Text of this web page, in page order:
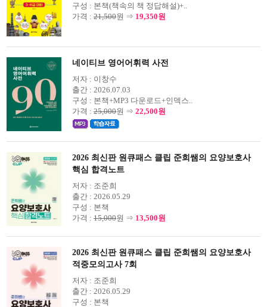
구성 : 본책(책속의 책 정답해설)+..
가격 : 21,500원 ⇒ 19,350원
네이티브 영어어휘력 사전
저자 : 이창수
출간 : 2026.07.03
구성 : 본책+MP3 다운로드+인덱스..
가격 : 25,000원 ⇒ 22,500원
2026 최신판 원큐패스 클립 준희쌤의 요양보호사
핵심 합격노트
저자 : 조준희
출간 : 2026.05.29
구성 : 본책
가격 : 15,000원 ⇒ 13,500원
2026 최신판 원큐패스 클립 준희쌤의 요양보호사
적중모의고사 7회
저자 : 조준희
출간 : 2026.05.29
구성 : 본책